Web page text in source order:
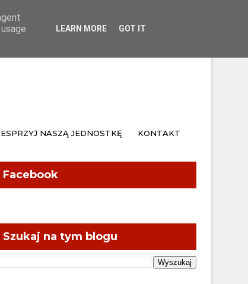
NASZĄ JEDNOSTKĘ KONTAKT
Facebook
Szukaj na tym blogu
LEARN MORE GOT IT